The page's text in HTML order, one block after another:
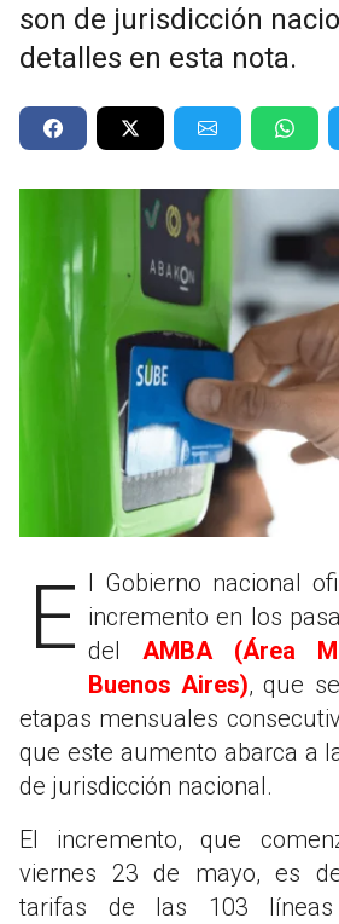
son de jurisdicción
detalles en esta nota.
El Gobierno nacional oficializó un nuevo incremento en los
del AMBA (Área
Buenos Aires), que
etapas mensuales
que este aumento abarca a
de jurisdicción nacional.
El incremento, que
viernes 23 de mayo, es
tarifas de las 103 líneas